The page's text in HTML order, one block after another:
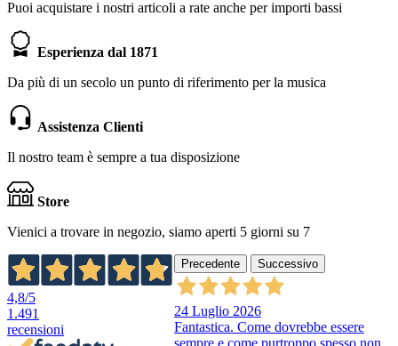
Puoi acquistare i nostri articoli a rate anche per importi bassi
Esperienza dal 1871
Da più di un secolo un punto di riferimento per la musica
Assistenza Clienti
Il nostro team è sempre a tua disposizione
Store
Vienici a trovare in negozio, siamo aperti 5 giorni su 7
4,8/5
1.491
recensioni
Precedente Successivo
24 Luglio 2026
Fantastica. Come dovrebbe essere